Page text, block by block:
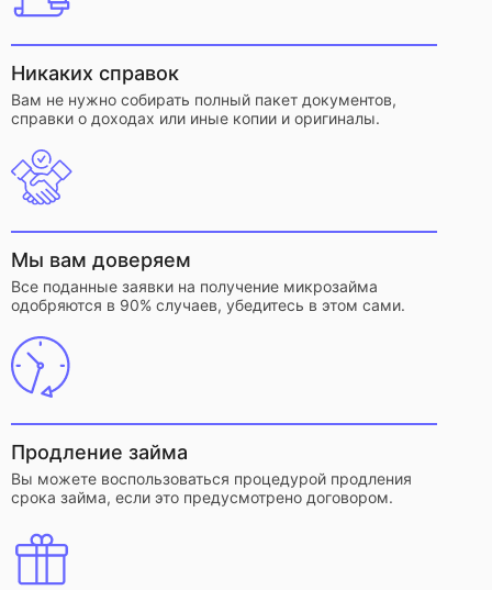
Никаких справок
Вам не нужно собирать полный пакет документов,
справки о доходах или иные копии и оригиналы.
Мы вам доверяем
Все поданные заявки на получение микрозайма
одобряются в 90% случаев, убедитесь в этом сами.
Продление займа
Вы можете воспользоваться процедурой продления
срока займа, если это предусмотрено договором.